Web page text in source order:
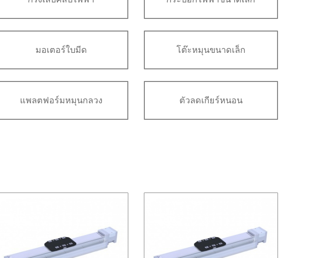
มอเตอร์ใบมีด โต๊ะหมุนขนาดเล็ก
แพลตฟอร์มหมุนกลวง ตัวลดเกียร์หนอน